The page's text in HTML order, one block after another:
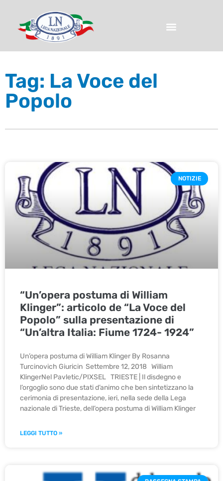
Tag: La Voce del
Popolo
NOTIZIE
“Un’opera postuma di William
Klinger”: articolo de “La Voce del
Popolo” sulla presentazione di
“Un’altra Italia: Fiume 1724- 1924”
Un’opera postuma di William Klinger By Rosanna
Turcinovich Giuricin Settembre 12, 2018 William
KlingerNel Pavletic/PIXSEL TRIESTE | Il disdegno e
l’orgoglio sono due stati d’animo che ben sintetizzano la
cerimonia di presentazione, ieri, nella sede della Lega
nazionale di Trieste, dell’opera postuma di William Klinger
LEGGI TUTTO »